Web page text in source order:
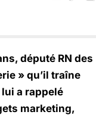
député RN des
» qu’il traîne
a rappelé
marketing,